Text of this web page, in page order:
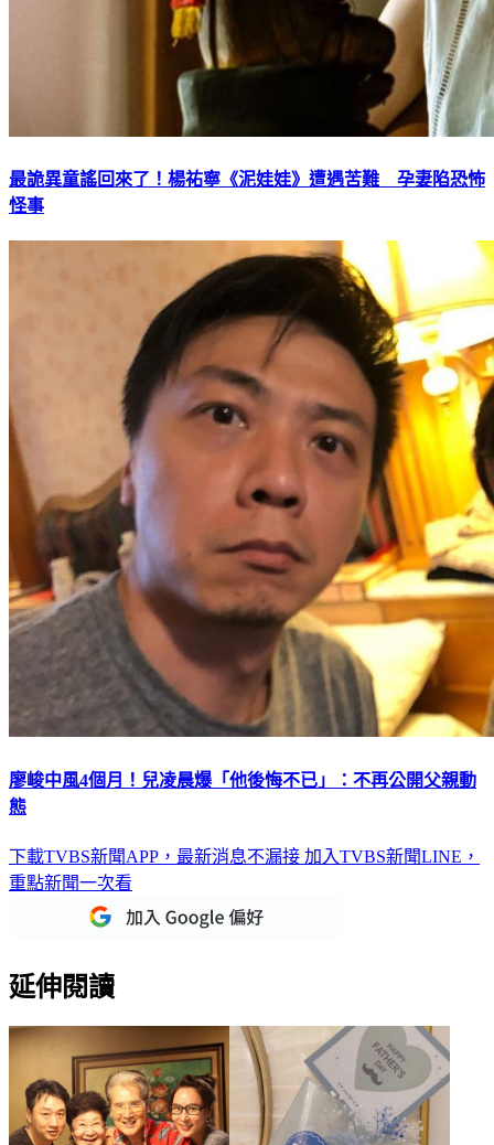
最詭異童謠回來了！楊祐寧《泥娃娃》遭遇苦難 孕妻陷恐怖
怪事
廖峻中風4個月！兒凌晨爆「他後悔不已」：不再公開父親動
態
下載TVBS新聞APP，最新消息不漏接 加入TVBS新聞LINE，
重點新聞一次看
延伸閱讀